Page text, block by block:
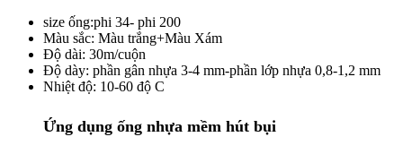
size ống:phi 34- phi 200
Màu sắc: Màu trắng+Màu Xám
Độ dài: 30m/cuộn
Độ dày: phần gân nhựa 3-4 mm-phần lớp nhựa 0,8-1,2 mm
Nhiệt độ: 10-60 độ C
Ứng dụng ống nhựa mềm hút bụi